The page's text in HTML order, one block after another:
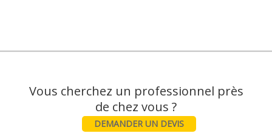
Vous cherchez un professionnel près
DEMANDER UN DEVIS